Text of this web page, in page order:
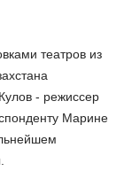
театров из
- режиссер
Марине